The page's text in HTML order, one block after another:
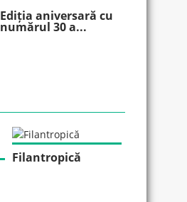
Ediția aniversară cu
numărul 30 a...
Filantropică